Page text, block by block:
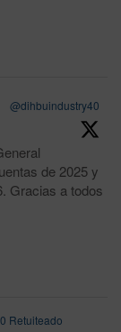
@dihbuindustry40
de 2025 y
Gracias a todos
Retuiteado